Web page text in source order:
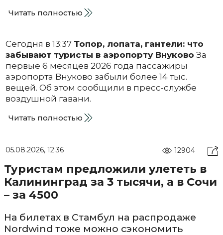
Читать полностью
Сегодня в 13:37 Топор, лопата, гантели: что
забывают туристы в аэропорту Внуково За
первые 6 месяцев 2026 года пассажиры
аэропорта Внуково забыли более 14 тыс.
вещей. Об этом сообщили в пресс-службе
воздушной гавани.
Читать полностью
05.08.2026, 12:36 12904
Туристам предложили улететь в
Калининград за 3 тысячи, а в Сочи
– за 4500
На билетах в Стамбул на распродаже
Nordwind тоже можно сэкономить